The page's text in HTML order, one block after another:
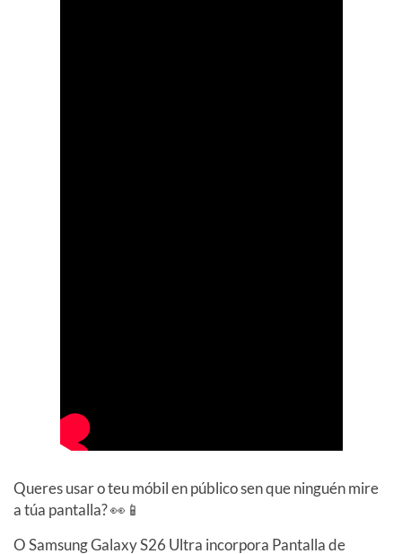
Queres usar o teu móbil en público sen que ninguén mire
a túa pantalla? 👀📱
O Samsung Galaxy S26 Ultra incorpora Pantalla de